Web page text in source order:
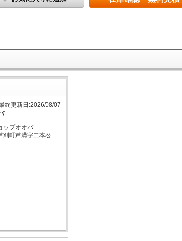
終更新日:2026/08/07
ップオオバ
刈町芦溝字二本松